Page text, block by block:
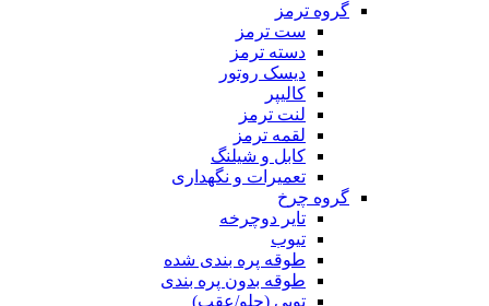
گروه ترمز
ست ترمز
دسته ترمز
دیسک روتور
کالیپر
لنت ترمز
لقمه ترمز
کابل و شیلنگ
تعمیرات و نگهداری
گروه چرخ
تایر دوچرخه
تیوب
طوقه پره بندی شده
طوقه بدون پره بندی
توپی (جلو/عقب)